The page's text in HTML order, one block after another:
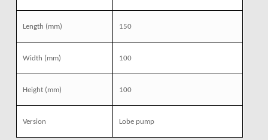
Length (mm) 150
Width (mm) 100
Height (mm) 100
Version Lobe pump